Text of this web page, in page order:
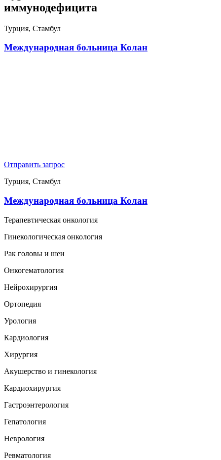
иммунодефицита
Турция, Стамбул
Международная больница Колан
Отправить запрос
Турция, Стамбул
Международная больница Колан
Терапевтическая онкология
Гинекологическая онкология
Рак головы и шеи
Онкогематология
Нейрохирургия
Ортопедия
Урология
Кардиология
Хирургия
Акушерство и гинекология
Кардиохирургия
Гастроэнтерология
Гепатология
Неврология
Ревматология